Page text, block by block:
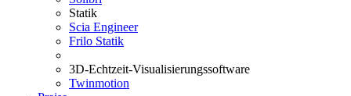
Statik
Scia Engineer
Frilo Statik
3D-Echtzeit-Visualisierungssoftware
Twinmotion